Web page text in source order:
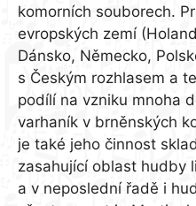
komorních souborech.
evropských zemí
Dánsko, Německo,
s Českým rozhlasem a
podílí na vzniku mnoha
varhaník v brněnských
je také jeho činnost
zasahující oblast hudby
a v neposlední řadě i